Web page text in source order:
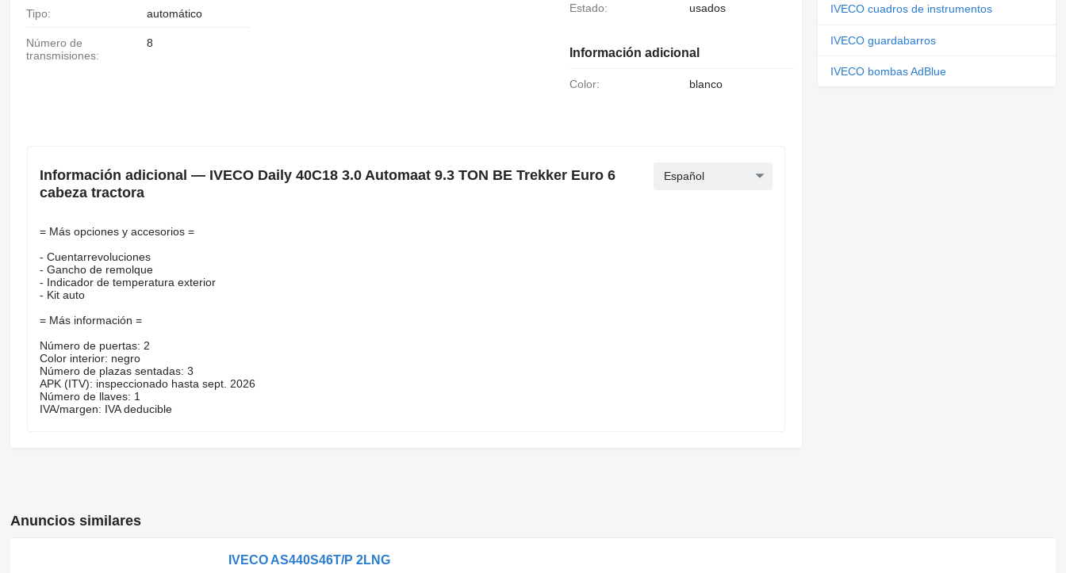
Tipo: automático
Número de
transmisiones:
8
Estado: usados
Información adicional
Color: blanco
Información adicional — IVECO Daily 40C18 3.0 Automaat 9.3 TON BE Trekker Euro 6
cabeza tractora
Español
= Más opciones y accesorios =
- Cuentarrevoluciones
- Gancho de remolque
- Indicador de temperatura exterior
- Kit auto
= Más información =
Número de puertas: 2
Color interior: negro
Número de plazas sentadas: 3
APK (ITV): inspeccionado hasta sept. 2026
Número de llaves: 1
IVA/margen: IVA deducible
IVECO cuadros de instrumentos
IVECO guardabarros
IVECO bombas AdBlue
Anuncios similares
IVECO AS440S46T/P 2LNG